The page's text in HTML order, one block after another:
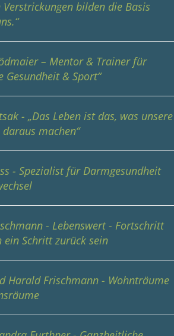
Verstrickungen bilden die Basis
– Mentor & Trainer für
Gesundheit & Sport“
- „Das Leben ist das, was unsere
daraus machen“
- Spezialist für Darmgesundheit
- Lebenswert - Fortschritt
ein Schritt zurück sein
Harald Frischmann - Wohnträume